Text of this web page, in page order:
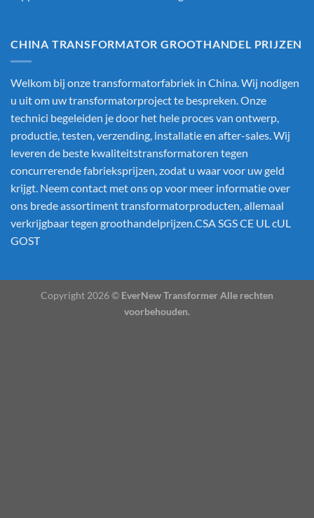
CHINA TRANSFORMATOR GROOTHANDEL PRIJZEN
Welkom bij onze transformatorfabriek in China. Wij nodigen
u uit om uw transformatorproject te bespreken. Onze
technici begeleiden je door het hele proces van ontwerp,
productie, testen, verzending, installatie en after-sales. Wij
leveren de beste kwaliteitstransformatoren tegen
concurrerende fabrieksprijzen, zodat u waar voor uw geld
krijgt. Neem contact met ons op voor meer informatie over
ons brede assortiment transformatorproducten, allemaal
verkrijgbaar tegen groothandelprijzen.CSA SGS CE UL cUL
GOST
Copyright 2026 © EverNew Transformer Alle rechten
voorbehouden.